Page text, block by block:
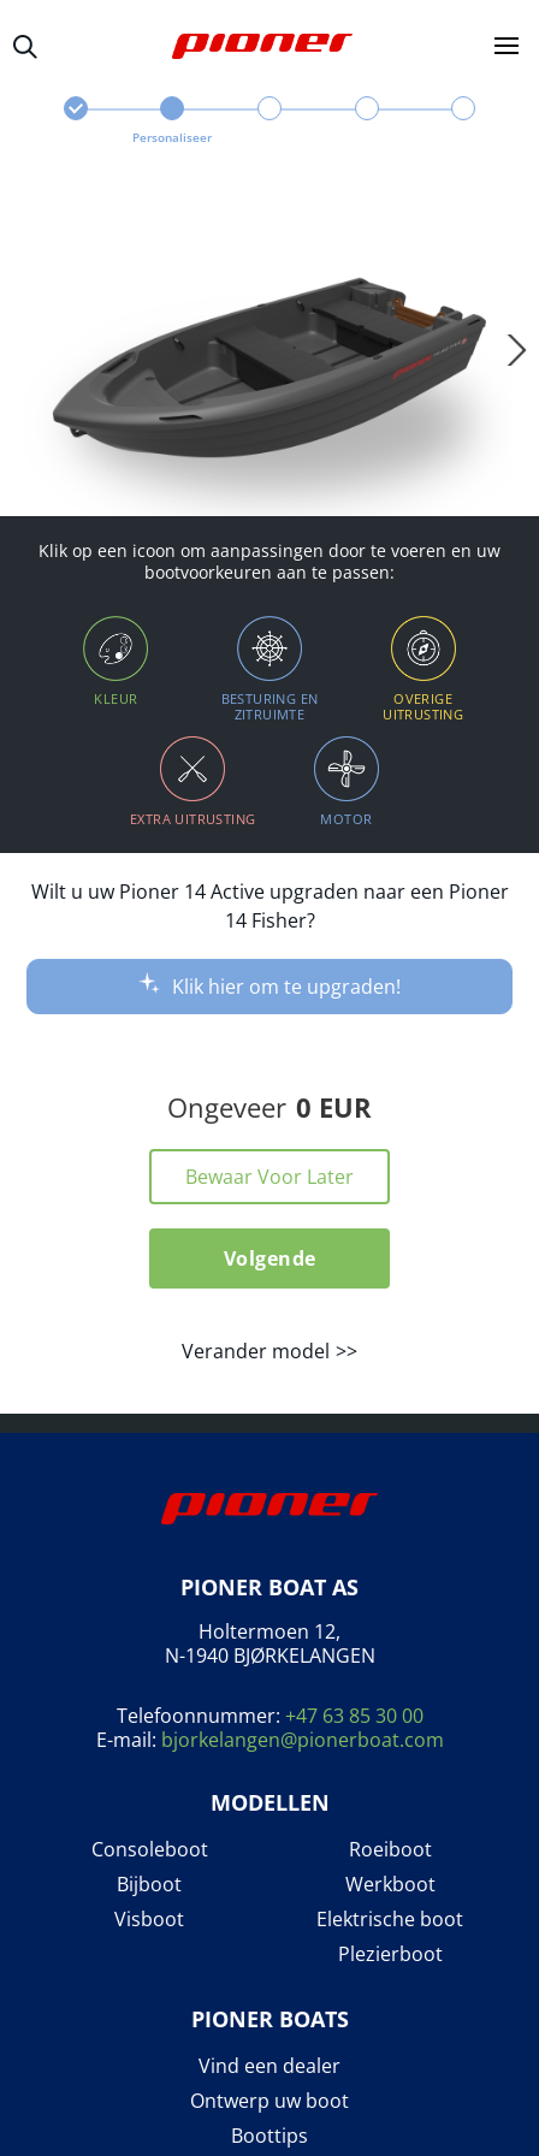
Personaliseer
Klik op een icoon om aanpassingen door te voeren en uw
bootvoorkeuren aan te passen:
KLEUR
BESTURING EN
ZITRUIMTE
OVERIGE
UITRUSTING
EXTRA UITRUSTING MOTOR
Wilt u uw Pioner 14 Active upgraden naar een Pioner
14 Fisher?
Klik hier om te upgraden!
Ongeveer 0 EUR
Bewaar Voor Later
Volgende
Verander model
PIONER BOAT AS
Holtermoen 12,
N-1940 BJØRKELANGEN
Telefoonnummer: +47 63 85 30 00
E-mail: bjorkelangen@pionerboat.com
MODELLEN
Consoleboot
Bijboot
Visboot
Roeiboot
Werkboot
Elektrische boot
Plezierboot
PIONER BOATS
Vind een dealer
Ontwerp uw boot
Boottips